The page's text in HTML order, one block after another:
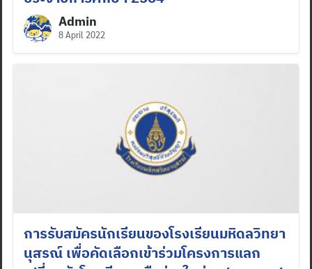
Admin
8 April 2022
การรับสมัครนักเรียนของโรงเรียนมหิดลวิทยา
นุสรณ์ เพื่อคัดเลือกเข้าร่วมโครงการแลก